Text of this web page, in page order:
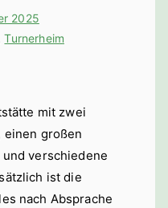
2025
Turnerheim
mit zwei
einen großen
verschiedene
ist die
nach Absprache